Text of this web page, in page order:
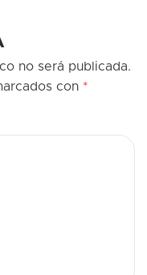
no será publicada.
con *